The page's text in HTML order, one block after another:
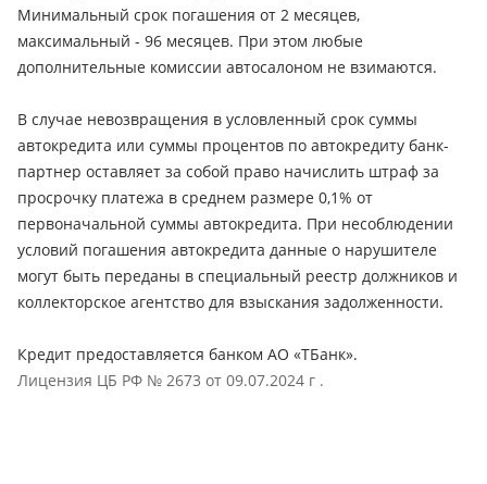
Минимальный срок погашения от 2 месяцев,
максимальный - 96 месяцев. При этом любые
дополнительные комиссии автосалоном не взимаются.
В случае невозвращения в условленный срок суммы
автокредита или суммы процентов по автокредиту банк-
партнер оставляет за собой право начислить штраф за
просрочку платежа в среднем размере 0,1% от
первоначальной суммы автокредита. При несоблюдении
условий погашения автокредита данные о нарушителе
могут быть переданы в специальный реестр должников и
коллекторское агентство для взыскания задолженности.
Кредит предоставляется банком АО «ТБанк».
Лицензия ЦБ РФ № 2673 от 09.07.2024 г .